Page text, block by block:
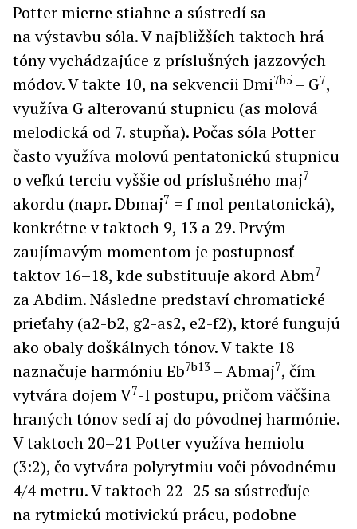
Potter mierne stiahne a sústredí sa
na výstavbu sóla. V najbližších taktoch hrá
tóny vychádzajúce z príslušných jazzových
módov. V takte 10, na sekvencii Dmi7b5 – G7,
využíva G alterovanú stupnicu (as molová
melodická od 7. stupňa). Počas sóla Potter
často využíva molovú pentatonickú stupnicu
o veľkú terciu vyššie od príslušného maj7
akordu (napr. Dbmaj7 = f mol pentatonická),
konkrétne v taktoch 9, 13 a 29. Prvým
zaujímavým momentom je postupnosť
taktov 16–18, kde substituuje akord Abm7
za Abdim. Následne predstaví chromatické
prieťahy (a2-b2, g2-as2, e2-f2), ktoré fungujú
ako obaly doškálnych tónov. V takte 18
naznačuje harmóniu Eb7b13 – Abmaj7, čím
vytvára dojem V7-I postupu, pričom väčšina
hraných tónov sedí aj do pôvodnej harmónie.
V taktoch 20–21 Potter využíva hemiolu
(3:2), čo vytvára polyrytmiu voči pôvodnému
4/4 metru. V taktoch 22–25 sa sústreďuje
na rytmickú motivickú prácu, podobne